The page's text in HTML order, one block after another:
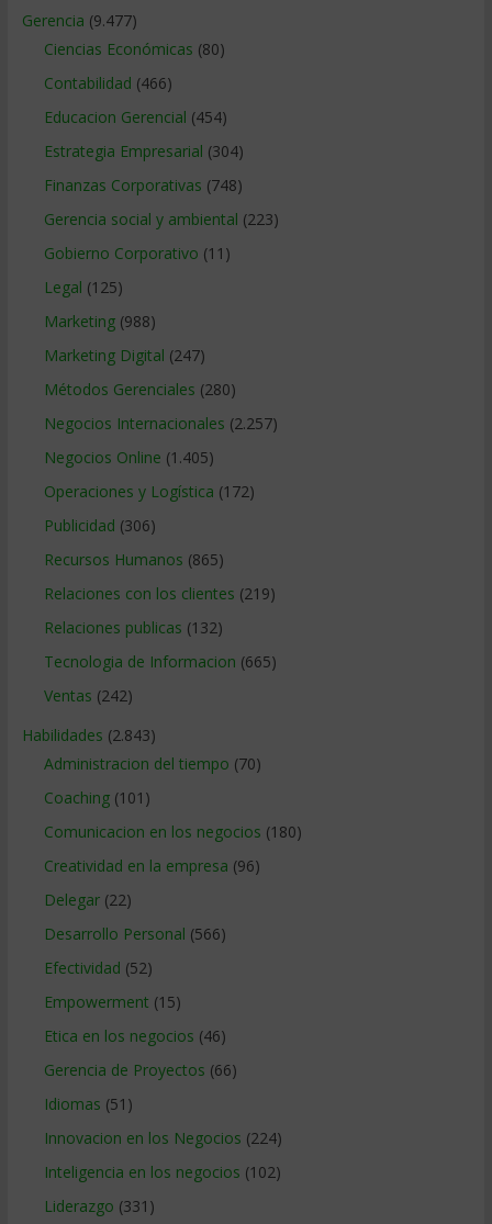
Gerencia (9.477)
Ciencias Económicas (80)
Contabilidad (466)
Educacion Gerencial (454)
Estrategia Empresarial (304)
Finanzas Corporativas (748)
Gerencia social y ambiental (223)
Gobierno Corporativo (11)
Legal (125)
Marketing(988)
Marketing Digital (247)
Métodos Gerenciales (280)
Negocios Internacionales (2.257)
Negocios Online (1.405)
Operaciones y Logística (172)
Publicidad (306)
Recursos Humanos (865)
Relaciones con los clientes (219)
Relaciones publicas (132)
Tecnologia de Informacion (665)
Ventas (242)
Habilidades (2.843)
Administracion del tiempo (70)
Coaching(101)
Comunicacion en los negocios (180)
Creatividad en la empresa (96)
Delegar(22)
Desarrollo Personal (566)
Efectividad (52)
Empowerment (15)
Etica en los negocios (46)
Gerencia de Proyectos (66)
Idiomas (51)
Innovacion en los Negocios (224)
Inteligencia en los negocios (102)
Liderazgo (331)